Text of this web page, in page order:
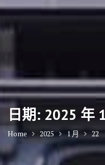
日期: 2025 年
Home 2025 1 月 22